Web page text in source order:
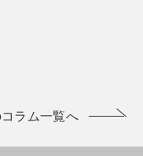
ラム一覧へ